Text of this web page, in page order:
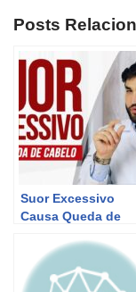
Posts
Suor Excessivo
Causa Queda de
Dr Lucas Fustinoni